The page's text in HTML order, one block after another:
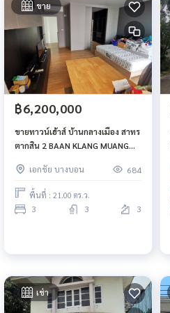
ขาย
฿6,200,000
ขายทาวน์เฮ้าส์ บ้านกลางเมือง สาทร
ตากสิน​ 2 BAAN KLANG MUANG
เอกชัย บางบอน
684
พื้นที่ : 21.00 ตร.ว.
3 3 3
เช่า